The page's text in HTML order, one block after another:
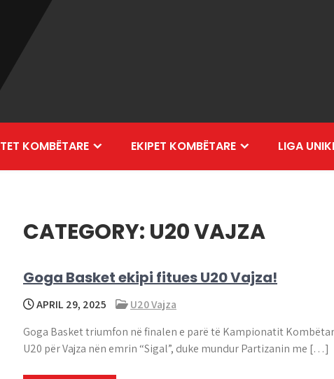
KOMBËTARE EKIPET KOMBËTARE LIGA
CATEGORY: U20 VAJZA
Goga Basket ekipi fitues U20 Vajza!
APRIL 29, 2025
U20 Vajza
Goga Basket triumfon në finalen e parë të Kampionatit Kombëtar
U20 për Vajza nën emrin “Sigal”, duke mundur Partizanin me […]